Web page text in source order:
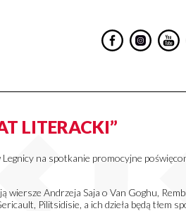
LITERACKI”
na spotkanie promocyjne
Andrzeja Saja o Van Goghu,
Pilitsidisie, a ich dzieła będą tłem